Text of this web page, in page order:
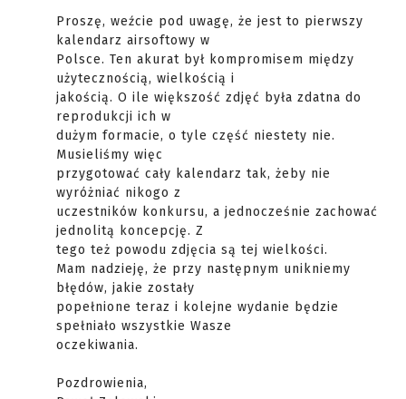
Proszę, weźcie pod uwagę, że jest to pierwszy
kalendarz airsoftowy w
Polsce. Ten akurat był kompromisem między
użytecznością, wielkością i
jakością. O ile większość zdjęć była zdatna do
reprodukcji ich w
dużym formacie, o tyle część niestety nie.
Musieliśmy więc
przygotować cały kalendarz tak, żeby nie
wyróżniać nikogo z
uczestników konkursu, a jednocześnie zachować
jednolitą koncepcję. Z
tego też powodu zdjęcia są tej wielkości.
Mam nadzieję, że przy następnym unikniemy
błędów, jakie zostały
popełnione teraz i kolejne wydanie będzie
spełniało wszystkie Wasze
oczekiwania.
Pozdrowienia,